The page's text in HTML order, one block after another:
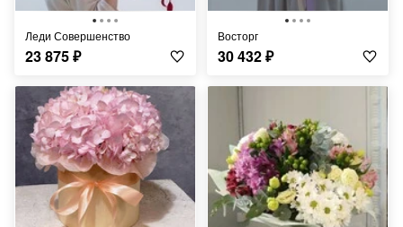
Леди Совершенство
23 875₽
Восторг
30 432₽